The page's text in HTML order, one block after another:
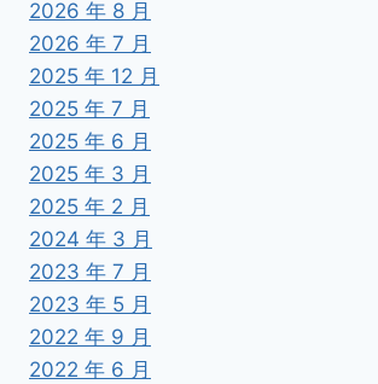
2026 年 8 月
2026 年 7 月
2025 年 12 月
2025 年 7 月
2025 年 6 月
2025 年 3 月
2025 年 2 月
2024 年 3 月
2023 年 7 月
2023 年 5 月
2022 年 9 月
2022 年 6 月